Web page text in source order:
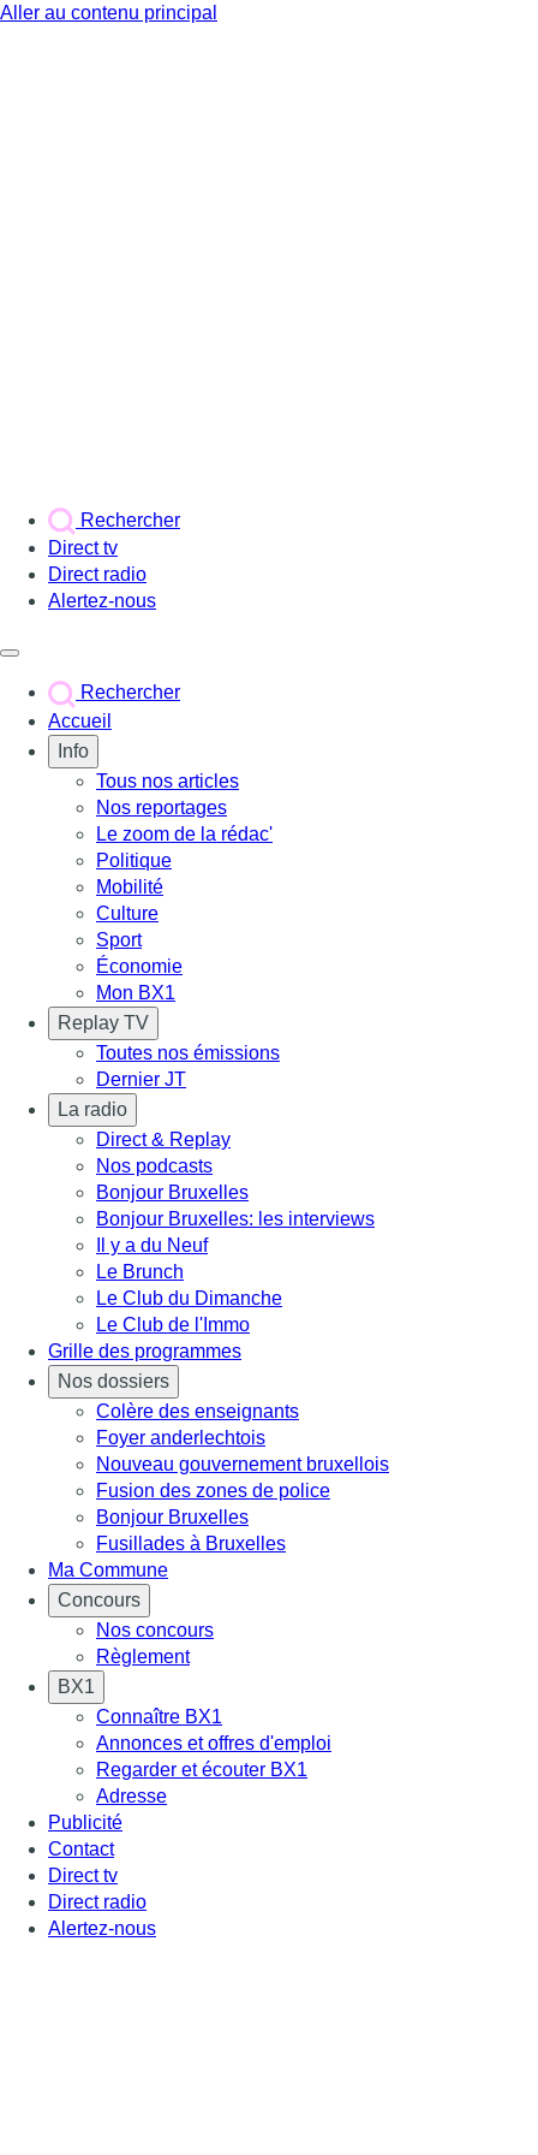
Aller au contenu principal
Rechercher
Direct tv
Direct radio
Alertez-nous
Rechercher
Accueil
Info
Tous nos articles
Nos reportages
Le zoom de la rédac'
Politique
Mobilité
Culture
Sport
Économie
Mon BX1
Replay TV
Toutes nos émissions
Dernier JT
La radio
Direct & Replay
Nos podcasts
Bonjour Bruxelles
Bonjour Bruxelles: les interviews
Il y a du Neuf
Le Brunch
Le Club du Dimanche
Le Club de l'Immo
Grille des programmes
Nos dossiers
Colère des enseignants
Foyer anderlechtois
Nouveau gouvernement bruxellois
Fusion des zones de police
Bonjour Bruxelles
Fusillades à Bruxelles
Ma Commune
Concours
Nos concours
Règlement
BX1
Connaître BX1
Annonces et offres d'emploi
Regarder et écouter BX1
Adresse
Publicité
Contact
Direct tv
Direct radio
Alertez-nous